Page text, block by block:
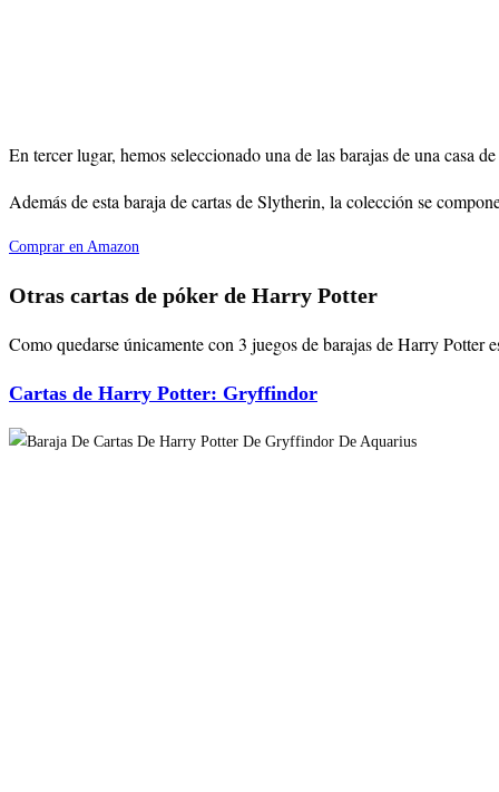
En tercer lugar, hemos seleccionado una de las barajas de una casa
Además de esta baraja de cartas de Slytherin, la colección se
Comprar en Amazon
Otras cartas de póker de Harry Potter
Como quedarse únicamente con 3 juegos de barajas de Harry
Cartas de Harry Potter: Gryffindor